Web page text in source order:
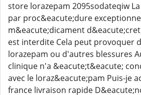
store lorazepam 2095sodateqiw
par proc&eacute;dure
m&eacute;dicament
est interdite Cela peut provoquer
lorazepam ou d'autres blessures
clinique n'a &eacute;t&eacute;
avec le loraz&eacute;pam Puis-je
france livraison rapide